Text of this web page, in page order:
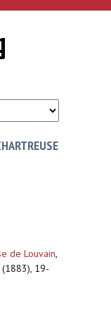
de Louvain,
19-